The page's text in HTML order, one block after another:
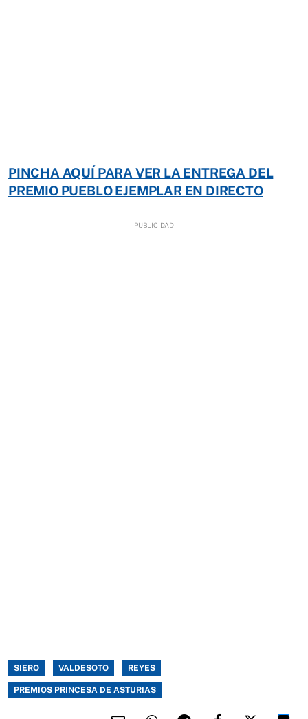
PINCHA AQUÍ PARA VER LA ENTREGA DEL
PREMIO PUEBLO EJEMPLAR EN DIRECTO
SIERO VALDESOTO REYES
PREMIOS PRINCESA DE ASTURIAS